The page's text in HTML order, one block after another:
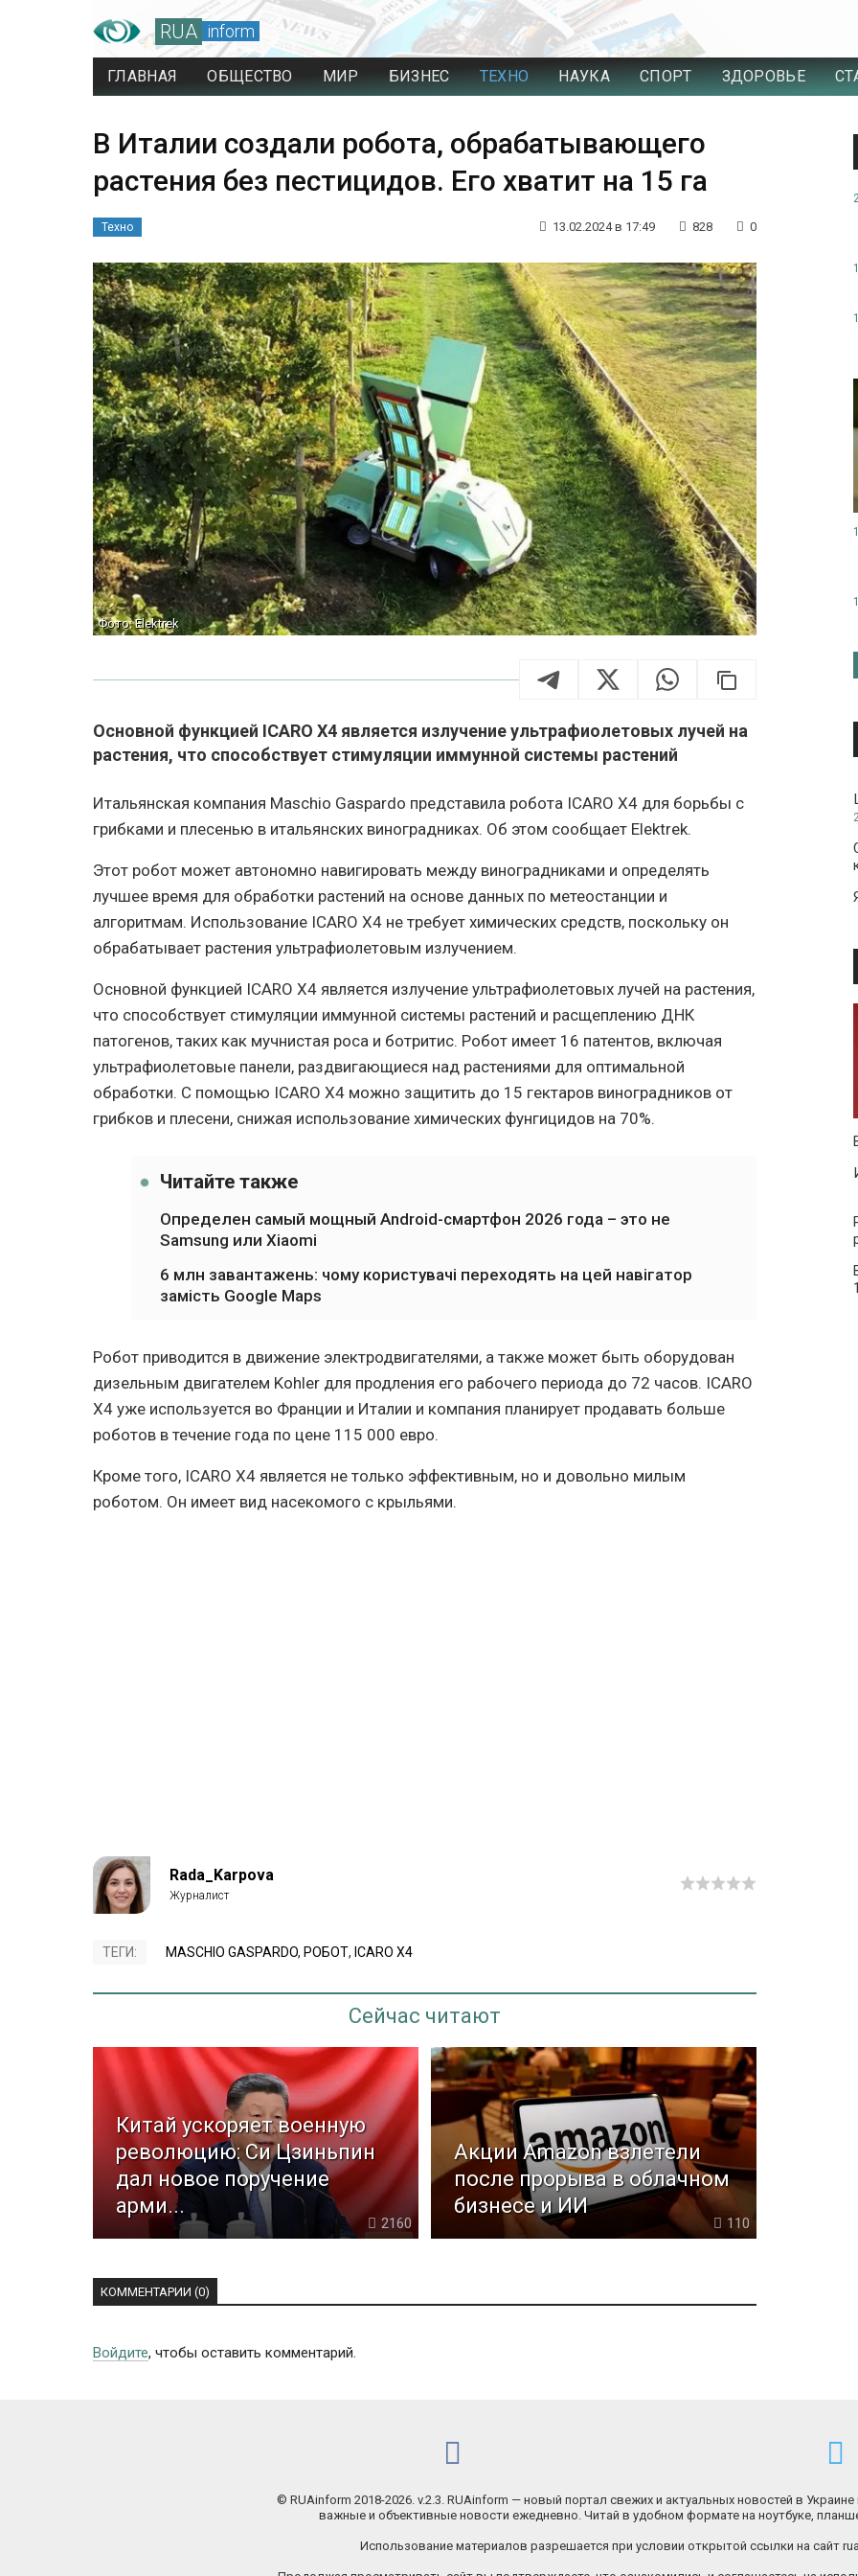
RUA inform
ГЛАВНАЯ ОБЩЕСТВО МИР БИЗНЕС ТЕХНО НАУКА СПОРТ ЗДОРОВЬЕ
В Италии создали робота, обрабатывающего
растения без пестицидов. Его хватит на 15 га
Техно 13.02.2024 в 17:49 828 0
Фото: Elektrek
Основной функцией ICARO X4 является излучение ультрафиолетовых лучей на
растения, что способствует стимуляции иммунной системы растений
Итальянская компания Maschio Gaspardo представила робота ICARO X4 для борьбы с
грибками и плесенью в итальянских виноградниках. Об этом сообщает Elektrek.
Этот робот может автономно навигировать между виноградниками и определять
лучшее время для обработки растений на основе данных по метеостанции и
алгоритмам. Использование ICARO X4 не требует химических средств, поскольку он
обрабатывает растения ультрафиолетовым излучением.
Основной функцией ICARO X4 является излучение ультрафиолетовых лучей на растения,
что способствует стимуляции иммунной системы растений и расщеплению ДНК
патогенов, таких как мучнистая роса и ботритис. Робот имеет 16 патентов, включая
ультрафиолетовые панели, раздвигающиеся над растениями для оптимальной
обработки. С помощью ICARO X4 можно защитить до 15 гектаров виноградников от
грибков и плесени, снижая использование химических фунгицидов на 70%.
Читайте также
Определен самый мощный Android-смартфон 2026 года – это не
Samsung или Xiaomi
6 млн завантажень: чому користувачі переходять на цей навігатор
замість Google Maps
Робот приводится в движение электродвигателями, а также может быть оборудован
дизельным двигателем Kohler для продления его рабочего периода до 72 часов. ICARO
X4 уже используется во Франции и Италии и компания планирует продавать больше
роботов в течение года по цене 115 000 евро.
Кроме того, ICARO X4 является не только эффективным, но и довольно милым
роботом. Он имеет вид насекомого с крыльями.
Rada_Karpova
ТЕГИ: MASCHIO GASPARDO, РОБОТ, ICARO X4
Сейчас читают
Китай ускоряет военную
революцию: Си Цзиньпин
дал новое поручение
арми...
2160
Акции Amazon взлетели
после прорыва в облачном
бизнесе и ИИ
110
КОММЕНТАРИИ (0)
Войдите, чтобы оставить комментарий.
© RUAinform 2018-2026. v.2.3. RUAinform — новый портал свежих и актуальных новостей в Украине
важные и объективные новости ежедневно. Читай в удобном формате на ноутбуке,
Использование материалов разрешается при условии открытой ссылки на сайт